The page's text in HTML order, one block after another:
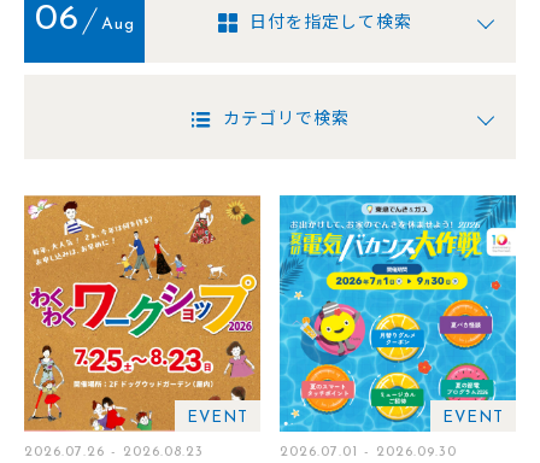
06 Aug 日付を指定して検索
カテゴリで検索
EVENT
2026.07.26 - 2026.08.23
EVENT
2026.07.01 - 2026.09.30